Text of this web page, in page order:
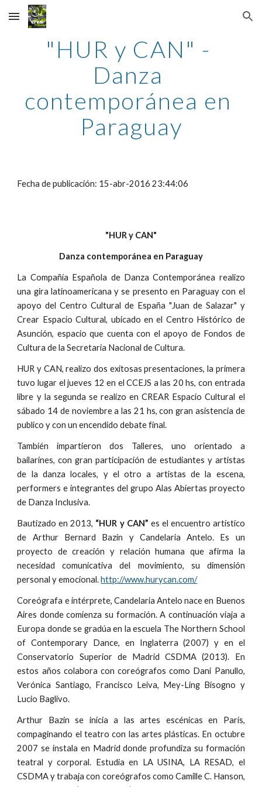
Skip to main content Skip to navigation
"HUR y CAN" -
Danza
contemporánea en
Paraguay
Fecha de publicación: 15-abr-2016 23:44:06
"HUR y CAN"
Danza contemporánea en Paraguay
La Compañía Española de Danza Contemporánea realizo
una gira latinoamericana y se presento en Paraguay con el
apoyo del Centro Cultural de España "Juan de Salazar" y
Crear Espacio Cultural, ubicado en el Centro Histórico de
Asunción, espacio que cuenta con el apoyo de Fondos de
Cultura de la Secretaria Nacional de Cultura.
HUR y CAN, realizo dos exitosas presentaciones, la primera
tuvo lugar el jueves 12 en el CCEJS a las 20 hs, con entrada
libre y la segunda se realizo en CREAR Espacio Cultural el
sábado 14 de noviembre a las 21 hs, con gran asistencia de
publico y con un encendido debate final.
También impartieron dos Talleres, uno orientado a
bailarines, con gran participación de estudiantes y artistas
de la danza locales, y el otro a artistas de la escena,
performers e integrantes del grupo Alas Abiertas proyecto
de Danza Inclusiva.
Bautizado en 2013, “HUR y CAN” es el encuentro artístico
de Arthur Bernard Bazin y Candelaria Antelo. Es un
proyecto de creación y relación humana que afirma la
necesidad comunicativa del movimiento, su dimensión
personal y emocional.http://www.hurycan.com/
Coreógrafa e intérprete, Candelaria Antelo nace en Buenos
Aires donde comienza su formación. A continuación viaja a
Europa donde se gradúa en la escuela The Northern School
of Contemporary Dance, en Inglaterra (2007) y en el
Conservatorio Superior de Madrid CSDMA (2013). En
estos años colabora con coreógrafos como Dani Panullo,
Verónica Santiago, Francisco Leiva, Mey-Ling Bisogno y
Lucio Baglivo.
Arthur Bazin se inicia a las artes escénicas en París,
compaginando el teatro con las artes plásticas. En octubre
2007 se instala en Madrid donde profundiza su formación
teatral y corporal. Estudia en LA USINA, LA RESAD, el
CSDMA y trabaja con coreógrafos como Camille C. Hanson,